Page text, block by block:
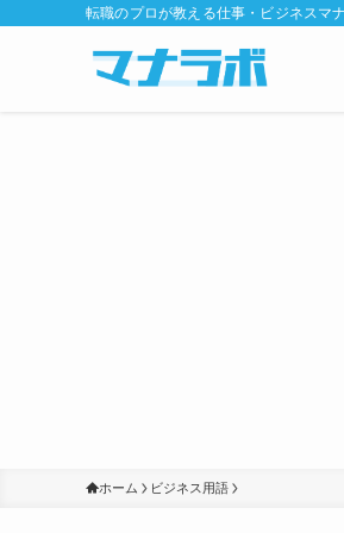
転職のプロが教える仕事・ビジネスマ
ホーム ビジネス用語